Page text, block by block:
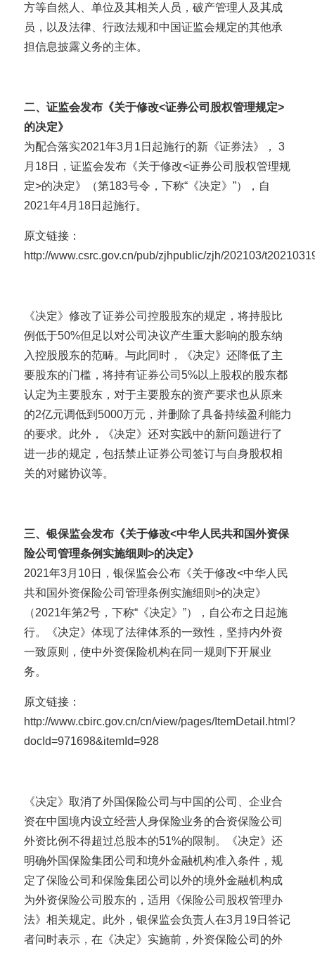
方等自然人、单位及其相关人员，破产管理人及其成
员，以及法律、行政法规和中国证监会规定的其他承
担信息披露义务的主体。
二、证监会发布《关于修改<证券公司股权管理规定>
的决定》
为配合落实2021年3月1日起施行的新《证券法》， 3
月18日，证监会发布《关于修改<证券公司股权管理规
定>的决定》（第183号令，下称“《决定》”），自
2021年4月18日起施行。
原文链接：
http://www.csrc.gov.cn/pub/zjhpublic/zjh/202103/
《决定》修改了证券公司控股股东的规定，将持股比
例低于50%但足以对公司决议产生重大影响的股东纳
入控股股东的范畴。与此同时，《决定》还降低了主
要股东的门槛，将持有证券公司5%以上股权的股东都
认定为主要股东，对于主要股东的资产要求也从原来
的2亿元调低到5000万元，并删除了具备持续盈利能力
的要求。此外，《决定》还对实践中的新问题进行了
进一步的规定，包括禁止证券公司签订与自身股权相
关的对赌协议等。
三、银保监会发布《关于修改<中华人民共和国外资保
险公司管理条例实施细则>的决定》
2021年3月10日，银保监会公布《关于修改<中华人民
共和国外资保险公司管理条例实施细则>的决定》
（2021年第2号，下称“《决定》”），自公布之日起施
行。《决定》体现了法律体系的一致性，坚持内外资
一致原则，使中外资保险机构在同一规则下开展业
务。
原文链接：
http://www.cbirc.gov.cn/cn/view/pages/ItemDetail.html?
docId=971698&itemId=928
《决定》取消了外国保险公司与中国的公司、企业合
资在中国境内设立经营人身保险业务的合资保险公司
外资比例不得超过总股本的51%的限制。《决定》还
明确外国保险集团公司和境外金融机构准入条件，规
定了保险公司和保险集团公司以外的境外金融机构成
为外资保险公司股东的，适用《保险公司股权管理办
法》相关规定。此外，银保监会负责人在3月19日答记
者问时表示，在《决定》实施前，外资保险公司的外